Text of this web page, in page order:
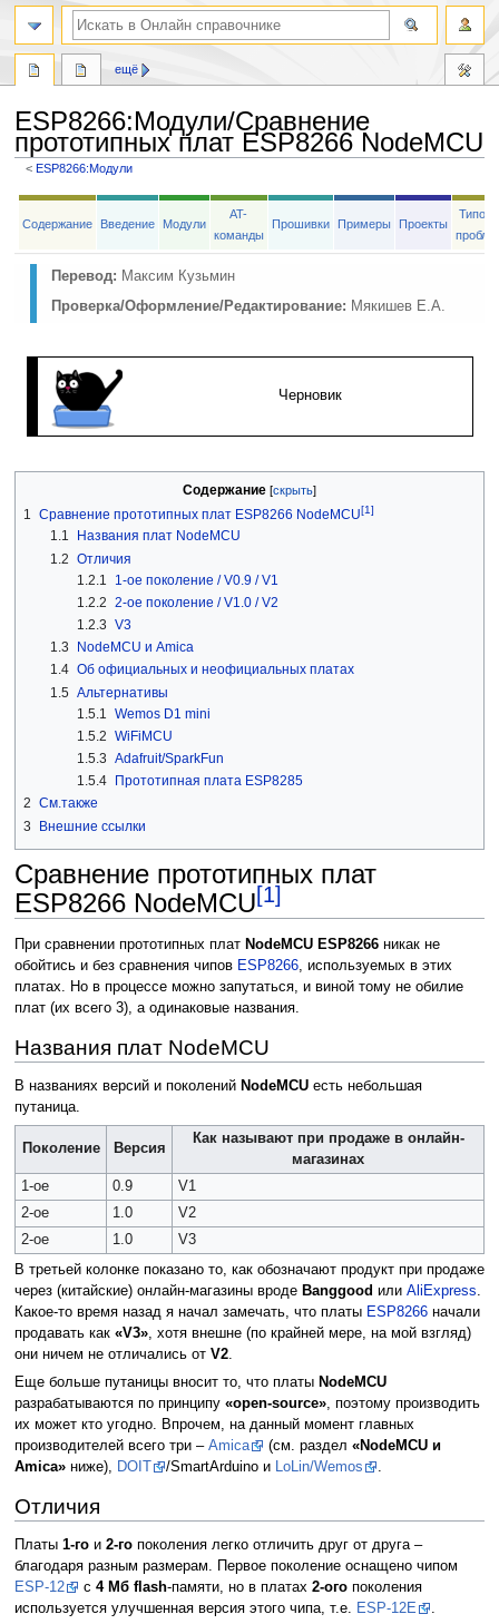
ESP8266:Модули/Сравнение
прототипных плат ESP8266 NodeMCU
<ESP8266:Модули
Перейти
Перейти
Содержание Введение Модули
AT-
команды
Прошивки Примеры Проекты
Перевод: Максим Кузьмин
Проверка/Оформление/Редактирование: Мякишев Е.А.
Черновик
Содержание
1 Сравнение прототипных плат ESP8266 NodeMCU[1]
1.1
Названия плат NodeMCU
1.2 Отличия
1.2.1
1-ое поколение / V0.9 / V1
1.2.2 2-ое поколение / V1.0 / V2
1.2.3 V3
1.3
NodeMCU и Amica
1.4 Об официальных и неофициальных платах
1.5 Альтернативы
1.5.1
Wemos D1 mini
1.5.2 WiFiMCU
1.5.3 Adafruit/SparkFun
1.5.4
Прототипная плата ESP8285
2 См.также
3
Внешние ссылки
Сравнение прототипных плат
ESP8266 NodeMCU[1]
При сравнении прототипных плат NodeMCU ESP8266никак не
обойтись и без сравнения чипов ESP8266, используемых в этих
платах. Но в процессе можно запутаться, и виной тому не обилие
плат (их всего 3), а одинаковые названия.
Названия плат NodeMCU
В названиях версий и поколений NodeMCUесть небольшая
путаница.
Поколение Версия
Как называют при продаже в онлайн-
магазинах
1-ое
0.9
V1
2-ое
1.0
V2
2-ое
1.0
V3
В третьей колонке показано то, как обозначают продукт при продаже
через (китайские) онлайн-магазины вроде Banggood или AliExpress.
Какое-то время назад я начал замечать, что платы ESP8266начали
продавать как «V3», хотя внешне (по крайней мере, на мой взгляд)
они ничем не отличались от V2.
Еще больше путаницы вносит то, что платы NodeMCU
разрабатываются по принципу «open-source», поэтому производить
их может кто угодно. Впрочем, на данный момент главных
производителей всего три – Amica (см. раздел «NodeMCU и
Amica»ниже), DOIT /SmartArduino и LoLin/Wemos .
Отличия
Платы 1-гои 2-гопоколения легко отличить друг от друга –
благодаря разным размерам. Первое поколение оснащено чипом
ESP-12
c 4 Мб flash-памяти, но в платах 2-огопоколения
используется улучшенная версия этого чипа, т.е. ESP-12E .
ещё